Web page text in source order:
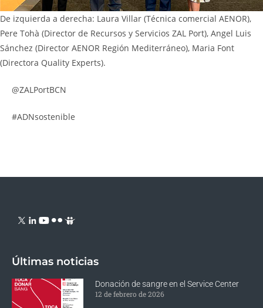
De izquierda a derecha: Laura Villar (Técnica comercial AENOR),
Pere Tohà (Director de Recursos y Servicios ZAL Port), Angel Luis
Sánchez (Director AENOR Región Mediterráneo), Maria Font
(Directora Quality Experts).
@ZALPortBCN
#ADNsostenible
Últimas noticias
Donación de sangre en el Service Center
12 de febrero de 2026